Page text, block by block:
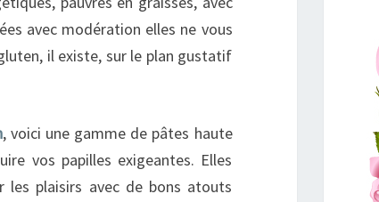
avec modération elles ne vous
il existe, sur le plan gustatif
, voici une gamme de pâtes haute
vos papilles exigeantes. Elles
les plaisirs avec de bons atouts